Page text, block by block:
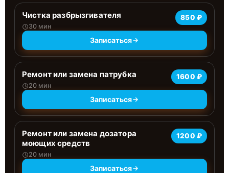
Чистка разбрызгивателя
30 мин
850 ₽
Записаться
Ремонт или замена патрубка
20 мин
1600 ₽
Записаться
Ремонт или замена дозатора
моющих средств
20 мин
1200 ₽
Записаться